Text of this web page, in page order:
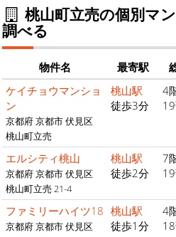
桃山町立売の個別マ
調べる
物件名 最寄駅
ケイチョウマンショ
ン
京都府 京都市 伏見区
桃山町立売
桃山駅
徒歩3分
4
エルシティ桃山
京都府 京都市 伏見区
桃山町立売 21-4
桃山駅
徒歩2分
7
ファミリーハイツ18
京都府 京都市 伏見区
桃山駅
徒歩1分
4